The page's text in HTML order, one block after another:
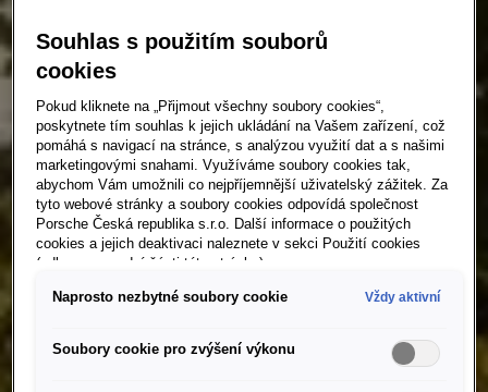
Souhlas s použitím souborů
cookies
Pokud kliknete na „Přijmout všechny soubory cookies“,
poskytnete tím souhlas k jejich ukládání na Vašem zařízení, což
pomáhá s navigací na stránce, s analýzou využití dat a s našimi
marketingovými snahami. Využíváme soubory cookies tak,
abychom Vám umožnili co nejpříjemnější uživatelský zážitek. Za
tyto webové stránky a soubory cookies odpovídá společnost
Porsche Česká republika s.r.o. Další informace o použitých
cookies a jejich deaktivaci naleznete v sekci Použití cookies
(odkaz ve spodní části této stránky).
Naprosto nezbytné soubory cookie Vždy aktivní
Soubory cookie pro zvýšení výkonu